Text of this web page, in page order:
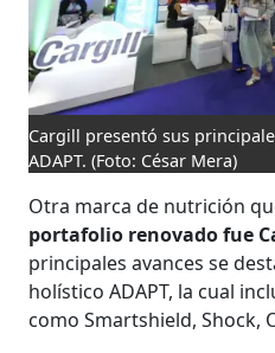
Cargill presentó sus
ADAPT. (Foto: César Mera)
Otra marca de nutrición
portafolio renovado fue
principales avances se
holístico ADAPT, la cual
como Smartshield, Shock,